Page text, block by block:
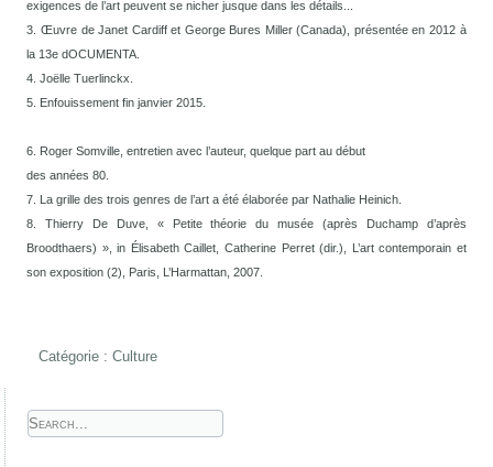
exigences de l’art peuvent se nicher jusque dans les détails...
3. Œuvre de Janet Cardiff et George Bures Miller (Canada), présentée en 2012 à
la 13e dOCUMENTA.
4. Joëlle Tuerlinckx.
5. Enfouissement fin janvier 2015.
6. Roger Somville, entretien avec l’auteur, quelque part au début
des années 80.
7. La grille des trois genres de l’art a été élaborée par Nathalie Heinich.
8. Thierry De Duve, « Petite théorie du musée (après Duchamp d’après
Broodthaers) », in Élisabeth Caillet, Catherine Perret (dir.), L’art contemporain et
son exposition (2), Paris, L’Harmattan, 2007.
Catégorie :Culture